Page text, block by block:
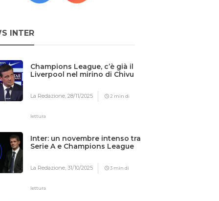
INTER
Champions League, c’è già il
Liverpool nel mirino di Chivu
La Redazione,28/11/2025 2 min di
lettura
Inter: un novembre intenso tra
Serie A e Champions League
La Redazione,31/10/2025 3 min di
lettura